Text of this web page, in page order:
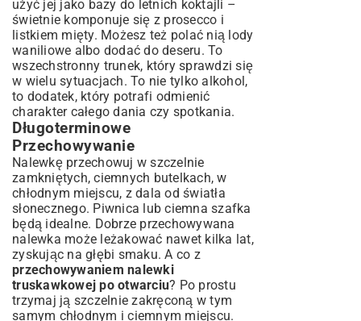
użyć jej jako bazy do letnich koktajli –
świetnie komponuje się z prosecco i
listkiem mięty. Możesz też polać nią lody
waniliowe albo dodać do deseru. To
wszechstronny trunek, który sprawdzi się
w wielu sytuacjach. To nie tylko alkohol,
to dodatek, który potrafi odmienić
charakter całego dania czy spotkania.
Długoterminowe
Przechowywanie
Nalewkę przechowuj w szczelnie
zamkniętych, ciemnych butelkach, w
chłodnym miejscu, z dala od światła
słonecznego. Piwnica lub ciemna szafka
będą idealne. Dobrze przechowywana
nalewka może leżakować nawet kilka lat,
zyskując na głębi smaku. A co z
przechowywaniem nalewki
truskawkowej po otwarciu? Po prostu
trzymaj ją szczelnie zakręconą w tym
samym chłodnym i ciemnym miejscu.